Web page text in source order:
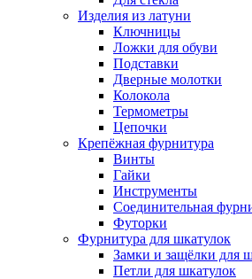
Изделия из латуни
Ключницы
Ложки для обуви
Подставки
Дверные молотки
Колокола
Термометры
Цепочки
Крепёжная фурнитура
Винты
Гайки
Инструменты
Соединительная
Футорки
Фурнитура для шкатулок
Замки и защёлки для
Петли для шкатулок